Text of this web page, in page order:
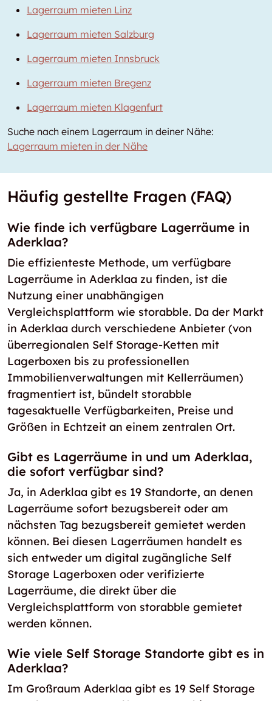
Lagerraum mieten Linz
Lagerraum mieten Salzburg
Lagerraum mieten Innsbruck
Lagerraum mieten Bregenz
Lagerraum mieten Klagenfurt
Suche nach einem Lagerraum in deiner Nähe:
Lagerraum mieten in der Nähe
Häufig gestellte Fragen (FAQ)
Wie finde ich verfügbare Lagerräume in
Aderklaa?
Die effizienteste Methode, um verfügbare
Lagerräume in Aderklaa zu finden, ist die
Nutzung einer unabhängigen
Vergleichsplattform wie storabble. Da der Markt
in Aderklaa durch verschiedene Anbieter (von
überregionalen Self Storage-Ketten mit
Lagerboxen bis zu professionellen
Immobilienverwaltungen mit Kellerräumen)
fragmentiert ist, bündelt storabble
tagesaktuelle Verfügbarkeiten, Preise und
Größen in Echtzeit an einem zentralen Ort.
Gibt es Lagerräume in und um Aderklaa,
die sofort verfügbar sind?
Ja, in Aderklaa gibt es 19 Standorte, an denen
Lagerräume sofort bezugsbereit oder am
nächsten Tag bezugsbereit gemietet werden
können. Bei diesen Lagerräumen handelt es
sich entweder um digital zugängliche Self
Storage Lagerboxen oder verifizierte
Lagerräume, die direkt über die
Vergleichsplattform von storabble gemietet
werden können.
Wie viele Self Storage Standorte gibt es in
Aderklaa?
Im Großraum Aderklaa gibt es 19 Self Storage